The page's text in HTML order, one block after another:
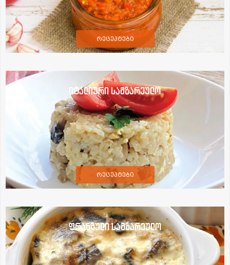
რეცეპტები
იტალიური სამზარეულო
რეცეპტები
ფრანგული სამზარეულო